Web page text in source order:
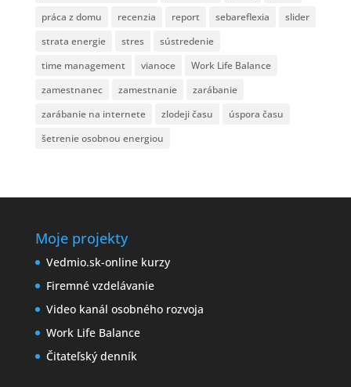
práca z domu
recenzia report sebareflexia
slider
strata energie
stres
sústredenie
time management
vianoce
Work Life Balance
zamestnanec
zamestnanie
zarábanie
zarábanie na internete
zlodeji času
úspora času
šetrenie osobnou energiou
Moje projekty
Vedmio.sk-online kurzy
Firemné vzdelávanie
Video kanál osobného rozvoja
Work Life Balance
Čitateľský denník